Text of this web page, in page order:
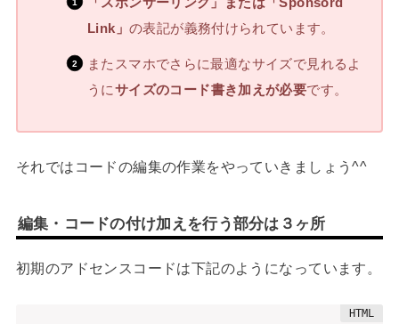
Link」 の表記が義務付けられています。
またスマホでさらに最適なサイズで見れるよ
うにサイズのコード書き加えが必要です。
それではコードの編集の作業をやっていきましょう^^
編集・コードの付け加えを行う部分は３ヶ所
初期のアドセンスコードは下記のようになっています。